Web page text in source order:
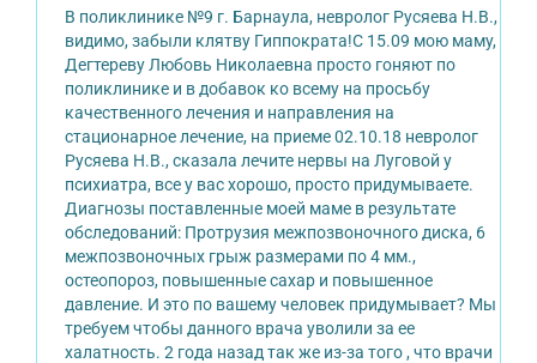
В поликлинике №9 г. Барнаула, невролог Русяева Н.В.,
видимо, забыли клятву Гиппократа!С 15.09 мою маму,
Дегтереву Любовь Николаевна просто гоняют по
поликлинике и в добавок ко всему на просьбу
качественного лечения и направления на
стационарное лечение, на приеме 02.10.18 невролог
Русяева Н.В., сказала лечите нервы на Луговой у
психиатра, все у вас хорошо, просто придумываете.
Диагнозы поставленные моей маме в результате
обследований: Протрузия межпозвоночного диска, 6
межпозвоночных грыж размерами по 4 мм.,
остеопороз, повышенные сахар и повышенное
давление. И это по вашему человек придумывает? Мы
требуем чтобы данного врача уволили за ее
халатность. 2 года назад так же из-за того , что врачи